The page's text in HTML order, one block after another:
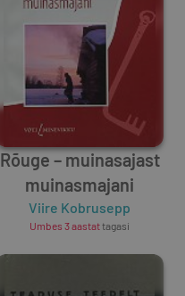
Rõuge – muinasajast
muinasmajani
Viire Kobrusepp
Umbes 3 aastattagasi